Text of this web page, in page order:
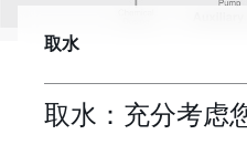
取水
取水：充分考虑